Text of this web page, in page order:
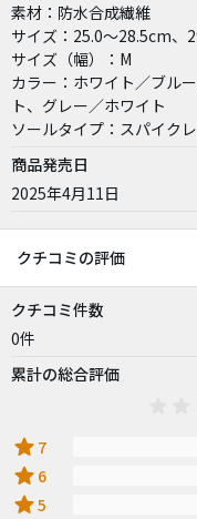
素材：防水合成繊維
サイズ：25.0～28.5cm、
サイズ（幅）：M
カラー：ホワイト／ブル
ト、グレー／ホワイト
ソールタイプ：スパイク
商品発売日
2025年4月11日
クチコミの評価
クチコミ件数
0件
累計の総合評価
star 7
star 6
star5